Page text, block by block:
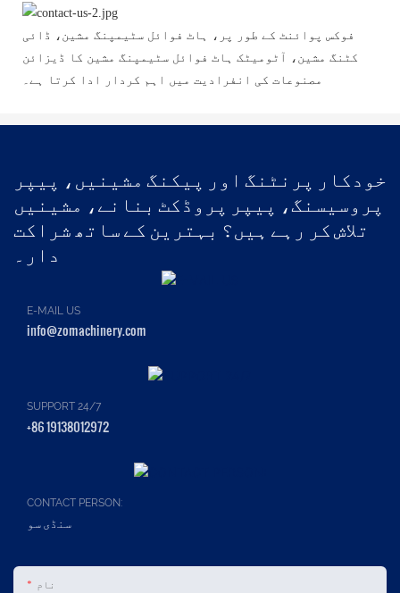
فوکس پوائنٹ کے طور پر، ہاٹ فوائل سٹیمپنگ مشین، ڈائی
کٹنگ مشین، آٹومیٹک ہاٹ فوائل سٹیمپنگ مشین کا ڈیزائن
مصنوعات کی انفرادیت میں اہم کردار ادا کرتا ہے۔
خودکار پرنٹنگ اور پیکنگ مشینیں، پیپر
پروسیسنگ، پیپر پروڈکٹ بنانے، مشینیں
تلاش کر رہے ہیں؟ بہترین کے ساتھ شراکت
دار۔
E-MAIL US
info@zomachinery.com
SUPPORT 24/7
+86 19138012972
CONTACT PERSON:
سنڈی سو
نام